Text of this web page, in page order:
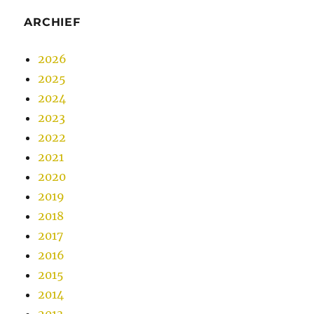
ARCHIEF
2026
2025
2024
2023
2022
2021
2020
2019
2018
2017
2016
2015
2014